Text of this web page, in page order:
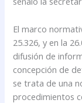
El marco
25.326, y en la
difusión de
concepción de
se trata de una
procedimientos